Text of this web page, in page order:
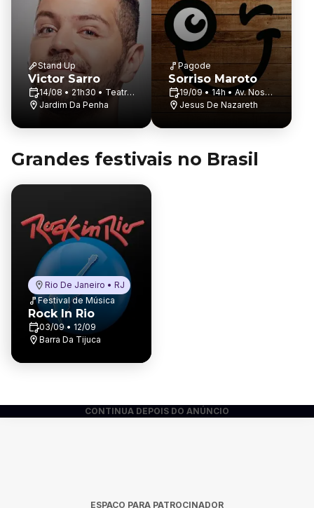
Stand Up
Victor Sarro
14/08 • 21h30 • Teatro
Do Sesi
Jardim Da Penha
Pagode
Sorriso Maroto
19/09 • 14h • Av. Nossa
Sra. Dos Navegantes,
Jesus De Nazareth
Grandes festivais no Brasil
Rio De Janeiro • RJ
Festival de Música
Rock In Rio
03/09 • 12/09
Barra Da Tijuca
CONTINUA DEPOIS DO ANÚNCIO
ESPAÇO PARA PATROCINADOR